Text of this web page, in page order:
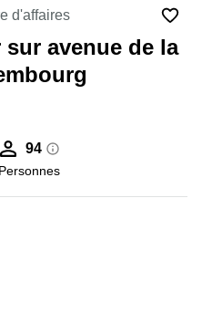
d'affaires
avenue de la
94
Personnes